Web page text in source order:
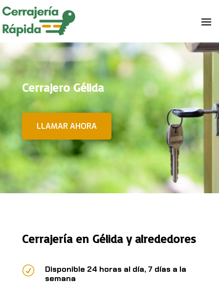
Cerrajero Gélida
LLAMAR AHORA
Cerrajería en Gélida y alrededores
R
Disponible 24 horas al día, 7 días a la
semana